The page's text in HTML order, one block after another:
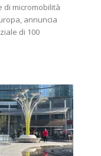
di micromobilità
annuncia
di 100